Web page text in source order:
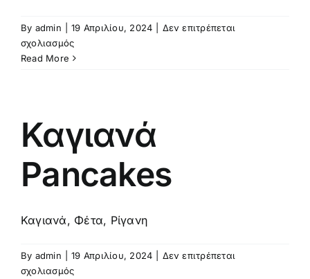
By admin 19 Απριλίου, 2024
Δεν επιτρέπεται
σχολιασμόςστο
Bacon
Read More
Καγιανά
Pancakes
Καγιανά, Φέτα, Ρίγανη
By admin 19 Απριλίου, 2024
Δεν επιτρέπεται
σχολιασμόςστο